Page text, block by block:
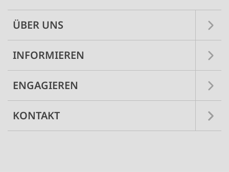
ÜBER UNS
INFORMIEREN
ENGAGIEREN
KONTAKT